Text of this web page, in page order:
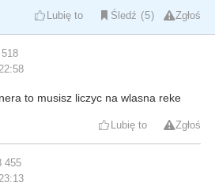
Lubię to Śledź 5 Zgłoś
518
to musisz liczyc na wlasna reke
Lubię to Zgłoś
455